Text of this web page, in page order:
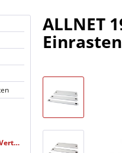
Schränke/Wandgehäuse/Verteiler
ALLNET